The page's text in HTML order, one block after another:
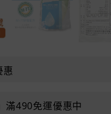
惠
滿490免運優惠中